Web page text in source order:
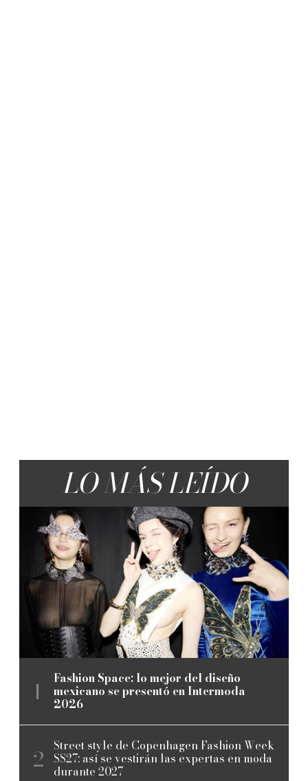
LO MÁS LEÍDO
Fashion Space: lo mejor del diseño
mexicano se presentó en Intermoda
2026
Street style de Copenhagen Fashion Week
SS27: así se vestirán las expertas en moda
durante 2027